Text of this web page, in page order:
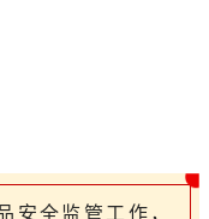
安全监管工作，